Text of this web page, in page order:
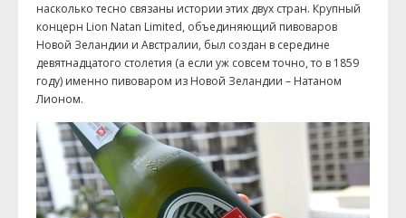
насколько тесно связаны истории этих двух стран. Крупный
концерн Lion Natan Limited, объединяющий пивоваров
Новой Зеландии и Австралии, был создан в середине
девятнадцатого столетия (а если уж совсем точно, то в 1859
году) именно пивоваром из Новой Зеландии – Натаном
Лионом.